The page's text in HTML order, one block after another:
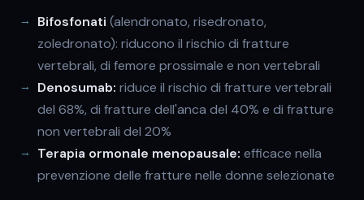
Bifosfonati (alendronato, risedronato,
zoledronato): riducono il rischio di fratture
vertebrali, di femore prossimale e non vertebrali
Denosumab: riduce il rischio di fratture vertebrali
del 68%, di fratture dell'anca del 40% e di fratture
non vertebrali del 20%
Terapia ormonale menopausale: efficace nella
prevenzione delle fratture nelle donne selezionate